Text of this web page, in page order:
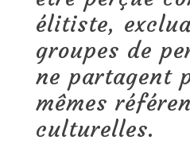
élitiste,
groupes de
ne partagent
mêmes
culturelles.